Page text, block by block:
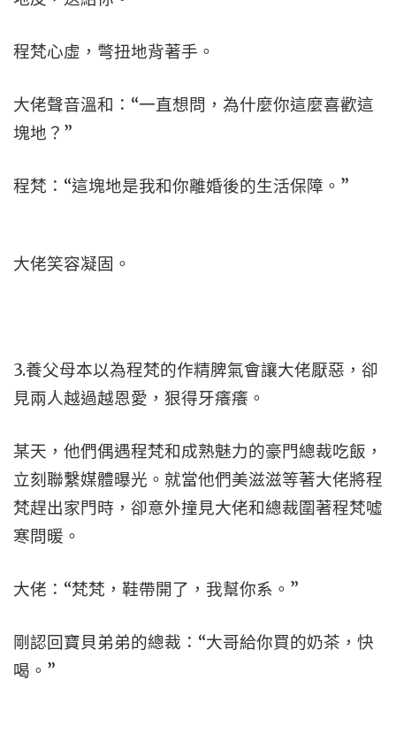
程梵心虛，彆扭地背著手。
大佬聲音溫和：“一直想問，為什麼你這麼喜歡這
塊地？”
程梵：“這塊地是我和你離婚後的生活保障。”
大佬笑容凝固。
3.養父母本以為程梵的作精脾氣會讓大佬厭惡，卻
見兩人越過越恩愛，狠得牙癢癢。
某天，他們偶遇程梵和成熟魅力的豪門總裁吃飯，
立刻聯繫媒體曝光。就當他們美滋滋等著大佬將程
梵趕出家門時，卻意外撞見大佬和總裁圍著程梵噓
寒問暖。
大佬：“梵梵，鞋帶開了，我幫你系。”
剛認回寶貝弟弟的總裁：“大哥給你買的奶茶，快
喝。”